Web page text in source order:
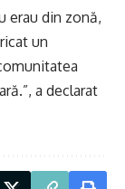
erau din zonă,
un
a declarat